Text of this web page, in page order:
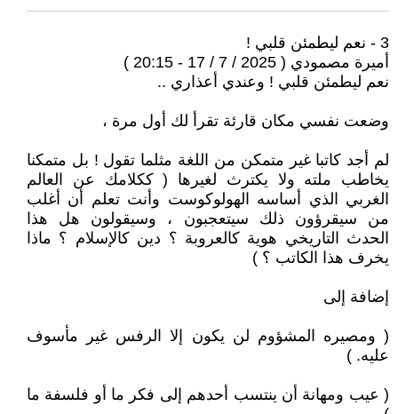
3 - نعم ليطمئن قلبي !
أميرة مصمودي ( 2025 / 7 / 17 - 20:15 )
نعم ليطمئن قلبي ! وعندي أعذاري ..
وضعت نفسي مكان قارئة تقرأ لك أول مرة ،
لم أجد كاتبا غير متمكن من اللغة مثلما تقول ! بل متمكنا
يخاطب ملته ولا يكترث لغيرها ( ككلامك عن العالم
الغربي الذي أساسه الهولوكوست وأنت تعلم أن أغلب
من سيقرؤون ذلك سيتعجبون ، وسيقولون هل هذا
الحدث التاريخي هوية كالعروبة ؟ دين كالإسلام ؟ ماذا
يخرف هذا الكاتب ؟ )
إضافة إلى
( ومصيره المشؤوم لن يكون إلا الرفس غير مأسوف
عليه. )
( عيب ومهانة أن ينتسب أحدهم إلى فكر ما أو فلسفة ما